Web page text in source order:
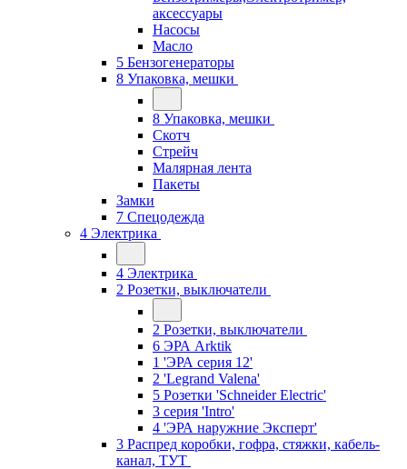
аксессуары
Насосы
Масло
5 Бензогенераторы
8 Упаковка, мешки
8 Упаковка, мешки
Скотч
Стрейч
Малярная лента
Пакеты
Замки
7 Спецодежда
4 Электрика
4 Электрика
2 Розетки, выключатели
2 Розетки, выключатели
6 ЭРА Arktik
1 'ЭРА серия 12'
2 'Legrand Valena'
5 Розетки 'Schneider Electric'
3 серия 'Intro'
4 'ЭРА наружние Эксперт'
3 Распред коробки, гофра, стяжки, кабель-
канал, ТУТ